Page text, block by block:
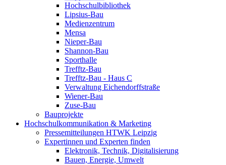
Hochschulbibliothek
Lipsius-Bau
Medienzentrum
Mensa
Nieper-Bau
Shannon-Bau
Sporthalle
Trefftz-Bau
Trefftz-Bau - Haus C
Verwaltung Eichendorffstraße
Wiener-Bau
Zuse-Bau
Bauprojekte
Hochschulkommunikation & Marketing
Pressemitteilungen HTWK Leipzig
Expertinnen und Experten finden
Elektronik, Technik, Digitalisierung
Bauen, Energie, Umwelt